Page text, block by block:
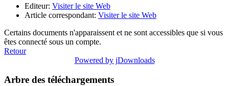
Editeur: Visiter le site Web
Article correspondant: Visiter le site Web
Certains documents n'apparaissent et ne sont accessibles que si vous
êtes connecté sous un compte.
Retour
Powered by jDownloads
Arbre des téléchargements